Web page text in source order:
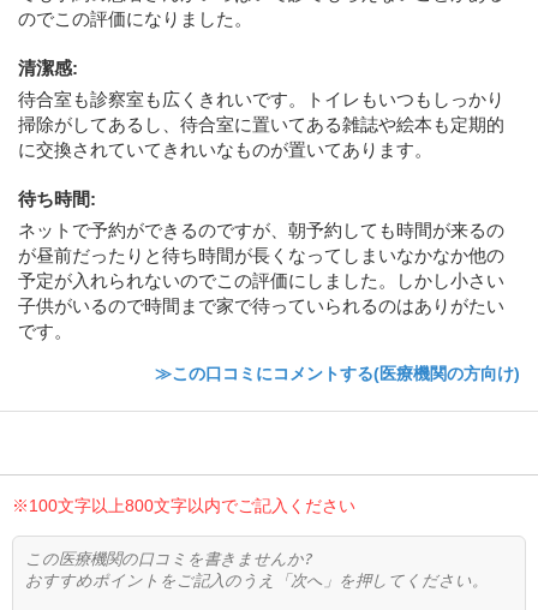
のでこの評価になりました。
清潔感:
待合室も診察室も広くきれいです。トイレもいつもしっかり
掃除がしてあるし、待合室に置いてある雑誌や絵本も定期的
に交換されていてきれいなものが置いてあります。
待ち時間:
ネットで予約ができるのですが、朝予約しても時間が来るの
が昼前だったりと待ち時間が長くなってしまいなかなか他の
予定が入れられないのでこの評価にしました。しかし小さい
子供がいるので時間まで家で待っていられるのはありがたい
です。
≫この口コミにコメントする(医療機関の方向け)
※100文字以上800文字以内でご記入ください